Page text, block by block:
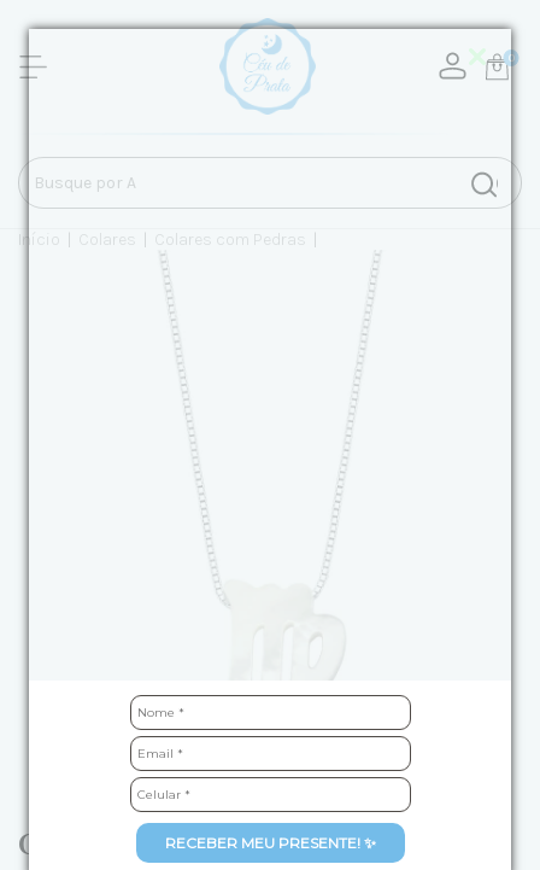
RECEBER MEU PRESENTE! ✨
0
Início Colares Colares com Pedras
Colar de Prata Signo de Virgem em